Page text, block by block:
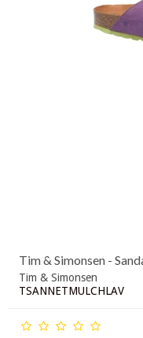
Tim & Simonsen -
Tim & Simonsen
TSANNETMULCHLAV